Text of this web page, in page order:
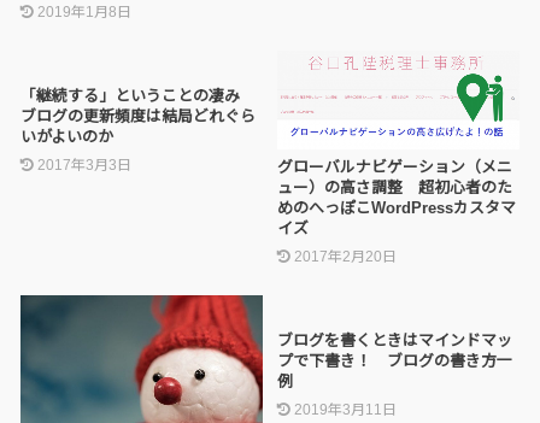
2019年1月8日
「継続する」ということの凄み
ブログの更新頻度は結局どれぐら
いがよいのか
2017年3月3日
グローバルナビゲーション（メニ
ュー）の高さ調整 超初心者のた
めのへっぽこWordPressカスタマ
イズ
2017年2月20日
ブログを書くときはマインドマッ
プで下書き！ ブログの書き方一
例
2019年3月11日